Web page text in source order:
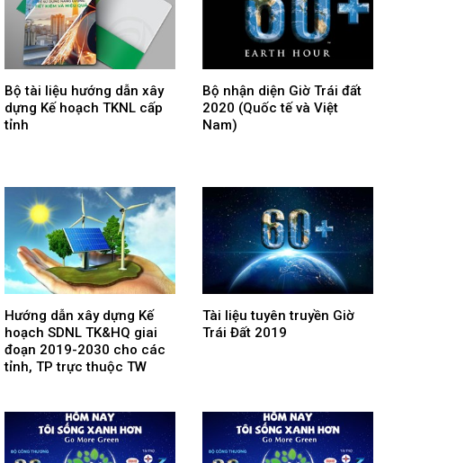
Bộ tài liệu hướng dẫn xây
dựng Kế hoạch TKNL cấp
tỉnh
Bộ nhận diện Giờ Trái đất
2020 (Quốc tế và Việt
Nam)
Hướng dẫn xây dựng Kế
hoạch SDNL TK&HQ giai
đoạn 2019-2030 cho các
tỉnh, TP trực thuộc TW
Tài liệu tuyên truyền Giờ
Trái Đất 2019